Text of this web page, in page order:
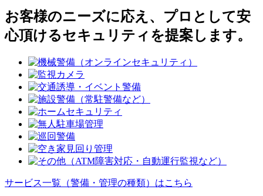
ビ
ゲ
ー
お客様のニーズに応え、プロとして安
心頂けるセキュリティを提案します。
サービス一覧 （警備・管理の種類） はこちら